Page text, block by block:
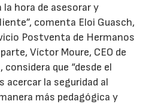
la hora de asesorar y
comenta Eloi Guasch,
Postventa de Hermanos
Víctor Moure, CEO de
considera que “desde el
acercar la seguridad al
más pedagógica y